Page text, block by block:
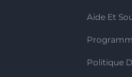
Aide Et
Politique